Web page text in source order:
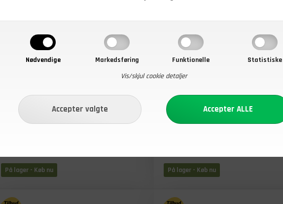
Nødvendige Markedsføring Funktionelle
Statistiske
Vis/skjul cookie detaljer
25,00
På lager - Køb nu
Før
På lager - Køb nu